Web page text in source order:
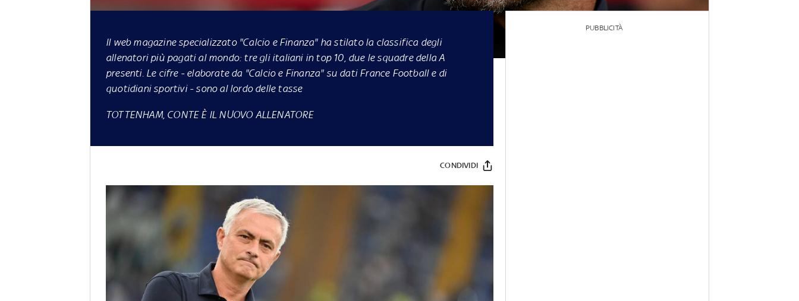
Il web magazine specializzato "Calcio e Finanza" ha stilato la classifica degli
allenatori più pagati al mondo: tre gli italiani in top 10, due le squadre della A
presenti. Le cifre - elaborate da "Calcio e Finanza" su dati France Football e di
quotidiani sportivi - sono al lordo delle tasse
TOTTENHAM, CONTE È IL NUOVO ALLENATORE
CONDIVIDI
PUBBLICITÀ